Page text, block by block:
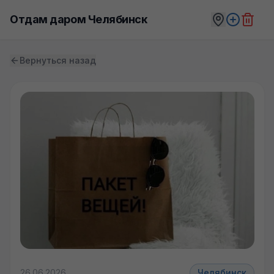
Отдам даром Челябинск
Вернуться назад